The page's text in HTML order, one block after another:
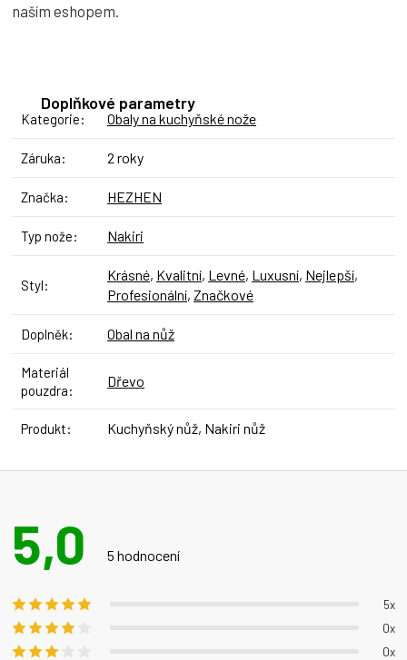
naším eshopem.
Doplňkové parametry
Kategorie: Obaly na kuchyňské nože
Záruka: 2 roky
Značka: HEZHEN
Typ nože: Nakiri
Styl:
Krásné, Kvalitní, Levné, Luxusní, Nejlepší,
Profesionální, Značkové
Doplněk: Obal na nůž
Materiál
pouzdra:
Dřevo
Produkt: Kuchyňský nůž, Nakiri nůž
5,0
hodnocení
5 hodnocení
5x
0x
0x